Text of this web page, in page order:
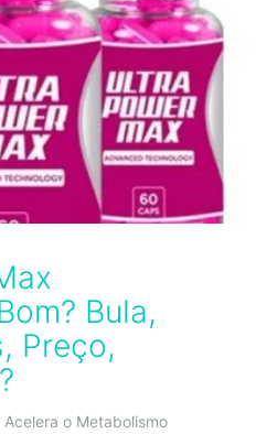
Bula,
Preço,
o Metabolismo